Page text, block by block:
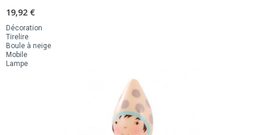
19,92 €
Décoration
Tirelire
Boule à neige
Mobile
Lampe